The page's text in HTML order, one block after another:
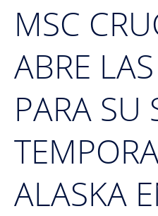
MSC
ABRE
PARA SU
ALASKA